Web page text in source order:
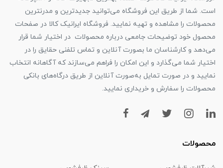
است. شما از طریق این فروشگاه می‌توانید جدیدترین و مدرنترین
محصولات را مشاهده و تهیه نمایید. فروشگاه ایرانیک کالا در صفحات
محصول خود توضیحات جامعی درباره محصولات در اختیار شما قرار
می‌دهد و کارشناسان ما بصورت آنلاین و تماس تلفنی حقایق را در
اختیار شما می‌گذارد و این امکان را فراهم می‌سازند که آگاهانه انتخاب
نمایید و در صورت تمایل به‌صورت آنلاین از طریق درگاه‌های بانکی
محصولات را سفارش و خریداری نمایید.
محصولات